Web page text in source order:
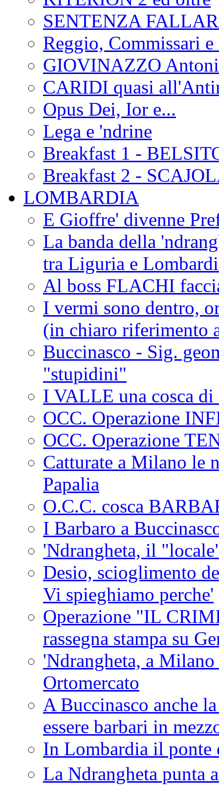
SENTENZA
Reggio, Commissari
GIOVINAZZO
CARIDI quasi
Opus Dei, Ior e...
Lega e 'ndrine
Breakfast 1 -
Breakfast 2 -
LOMBARDIA
E Gioffre' divenne
La banda della
tra Liguria e
Al boss FLACHI
I vermi sono dentro,
(in chiaro riferimento
Buccinasco - Sig.
"stupidini"
I VALLE una cosca
OCC. Operazione
OCC. Operazione
Catturate a Milano le
Papalia
O.C.C. cosca
I Barbaro a
'Ndrangheta, il
Desio, scioglimento
Vi spieghiamo perche'
Operazione "IL
rassegna stampa su
'Ndrangheta, a Milano
Ortomercato
A Buccinasco anche
essere barbari in
In Lombardia il ponte
La Ndrangheta